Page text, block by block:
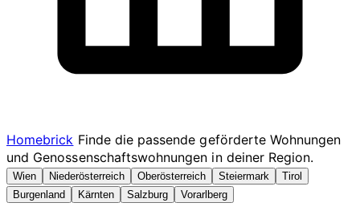
Homebrick Finde die passende geförderte Wohnungen
und Genossenschaftswohnungen in deiner Region.
Wien Niederösterreich Oberösterreich Steiermark
Tirol
Burgenland
Kärnten Salzburg Vorarlberg